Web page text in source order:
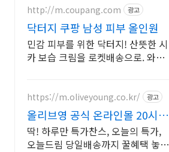
http://m.coupang.com 광고
닥터지 쿠팡 남성 피부 올인원
민감 피부를 위한 닥터지! 산뜻한 시
카 보습 크림을 로켓배송으로. 와우
https://m.oliveyoung.co.kr/ 광고
올리브영 공식 온라인몰 20시
이전 주문은 오늘드림
딱! 하루만 특가찬스, 오늘의 특가,
오늘드림 당일배송까지 꿀혜택 놓치